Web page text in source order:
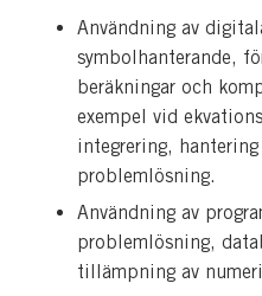
Användning av
symbolhanterande,
beräkningar och
exempel vid
integrering,
problemlösning.
Användning av
problemlösning,
tillämpning av